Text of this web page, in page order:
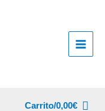
Carrito/0,00€